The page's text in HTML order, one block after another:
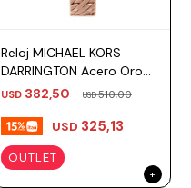
Reloj MICHAEL KORS
DARRINGTON Acero Oro
Rosa Esfera 14mm
USD 382,50 USD510,00
USD 325,13
OUTLET